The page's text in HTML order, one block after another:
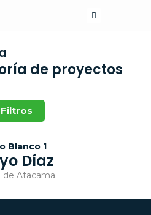
de proyectos
Filtros
Díaz
de Atacama.